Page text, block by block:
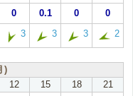
0 0.1 0 0
3 3 3 2
)
12 15 18 21